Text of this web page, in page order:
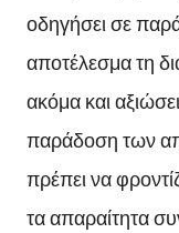
οδηγήσει σε
αποτέλεσμα τη
ακόμα και
παράδοση των
πρέπει να
τα απαραίτητα